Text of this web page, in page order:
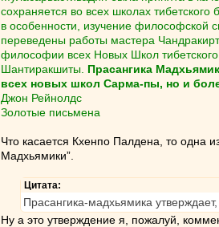
сохраняется во всех школах
в особенности, изучение философской
переведены работы мастера
философии всех Новых Школ
Шантиракшиты. Прасангика
всех новых школ Сарма-пы, но и
Джон Рейнолдс
Золотые письмена
Что касается Кхенпо Палдена, то одна
Мадхьямики”.
Цитата:
Прасангика-мадхьямика
Ну а это утверждение я, пожалуй,